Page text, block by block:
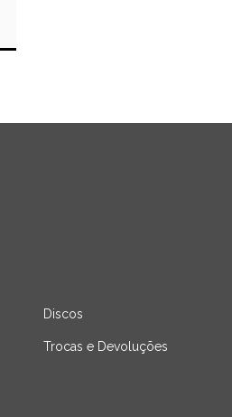
Discos
Trocas e Devoluções